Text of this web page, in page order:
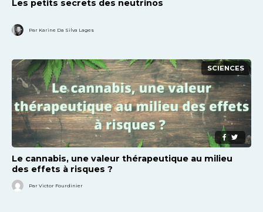
Les petits secrets des neutrinos
Par Karine Da Silva Lages
SCIENCES
Le cannabis, une valeur thérapeutique au milieu
des effets à risques ?
Par Victor Fourdinier